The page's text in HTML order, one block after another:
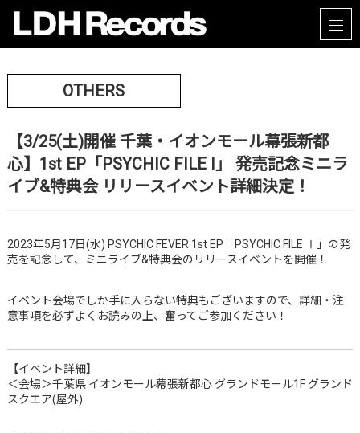
OTHERS
【3/25(土)開催 千葉・イオンモール幕張新都
心】1st EP「PSYCHIC FILE Ⅰ」 発売記念ミニラ
イブ&特典会 リリースイベント詳細決定！
2023年5月17日(水) PSYCHIC FEVER 1st EP「PSYCHIC FILE Ⅰ」の発
売を記念して、ミニライブ&特典会のリリースイベントを開催！
イベント会場でしか手に入らない特典もございますので、詳細・注
意事項を必ずよくお読みの上、奮ってご参加ください！
【イベント詳細】
＜会場＞千葉県 イオンモール幕張新都心 グランドモール1F グランド
スクエア(屋外)